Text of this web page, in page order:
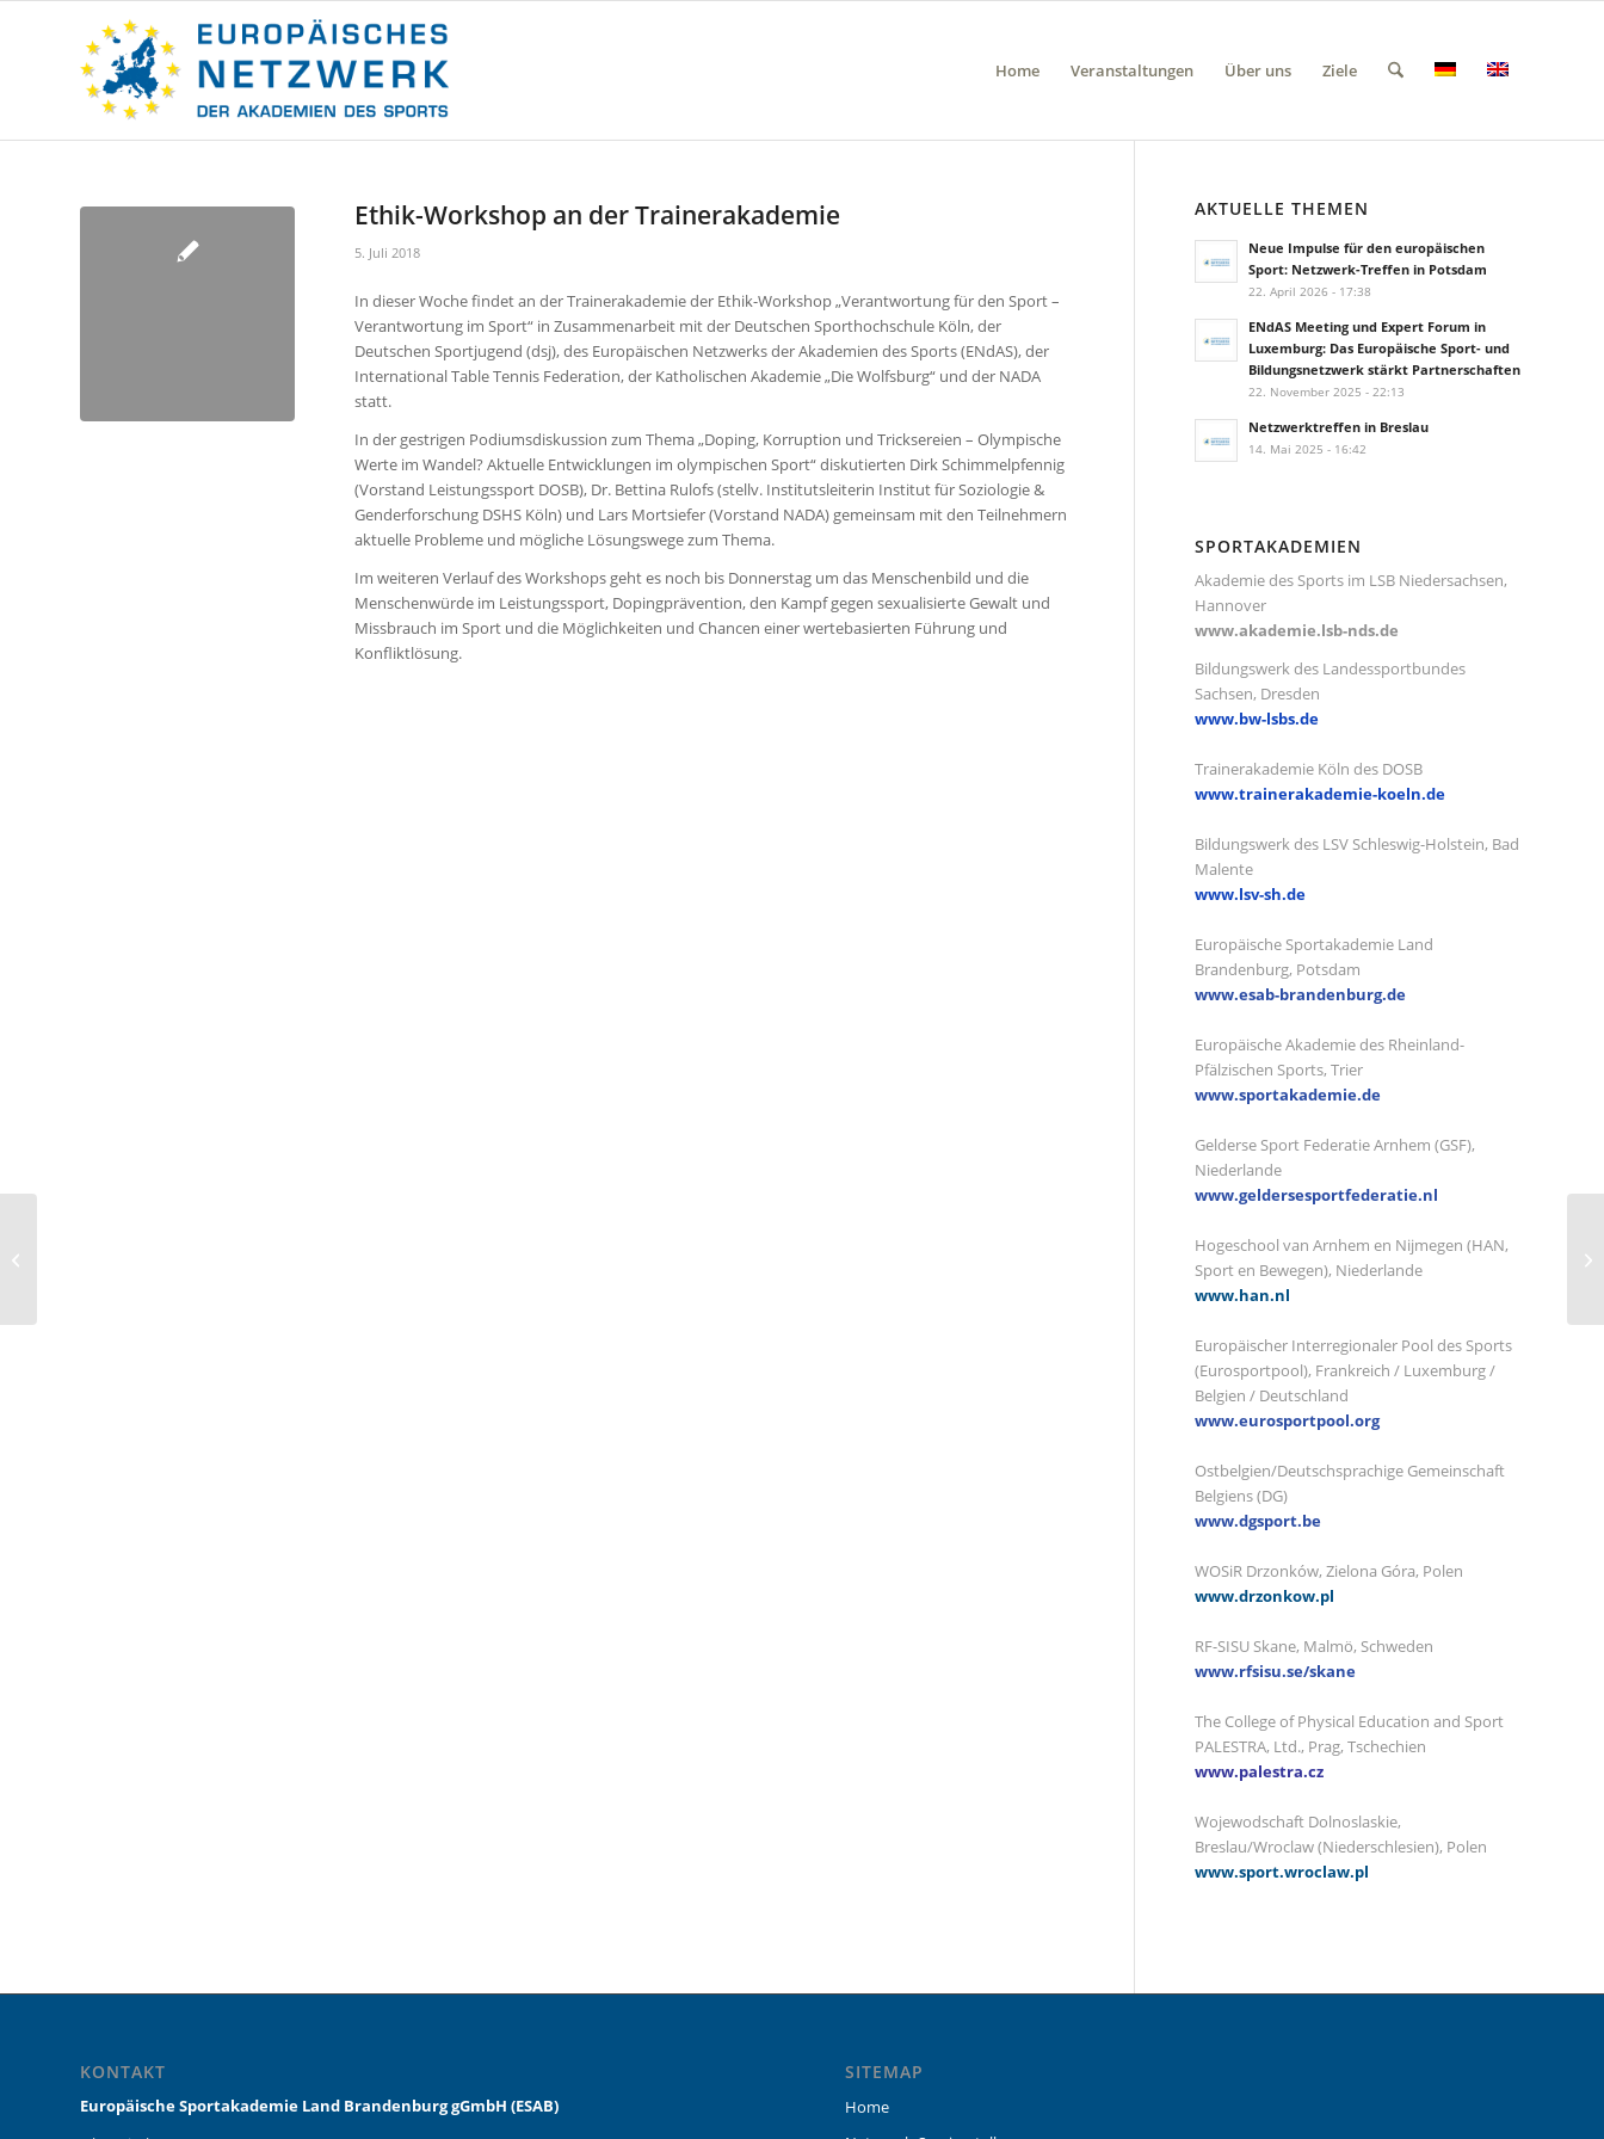
Home Veranstaltungen Über uns Ziele
Ethik-Workshop an der Trainerakademie
5. Juli 2018
In dieser Woche findet an der Trainerakademie der Ethik-Workshop „Verantwortung für den Sport –
Verantwortung im Sport“ in Zusammenarbeit mit der Deutschen Sporthochschule Köln, der
Deutschen Sportjugend (dsj), des Europäischen Netzwerks der Akademien des Sports (ENdAS), der
International Table Tennis Federation, der Katholischen Akademie „Die Wolfsburg“ und der NADA
statt.
In der gestrigen Podiumsdiskussion zum Thema „Doping, Korruption und Tricksereien – Olympische
Werte im Wandel? Aktuelle Entwicklungen im olympischen Sport“ diskutierten Dirk Schimmelpfennig
(Vorstand Leistungssport DOSB), Dr. Bettina Rulofs (stellv. Institutsleiterin Institut für Soziologie &
Genderforschung DSHS Köln) und Lars Mortsiefer (Vorstand NADA) gemeinsam mit den Teilnehmern
aktuelle Probleme und mögliche Lösungswege zum Thema.
Im weiteren Verlauf des Workshops geht es noch bis Donnerstag um das Menschenbild und die
Menschenwürde im Leistungssport, Dopingprävention, den Kampf gegen sexualisierte Gewalt und
Missbrauch im Sport und die Möglichkeiten und Chancen einer wertebasierten Führung und
Konfliktlösung.
AKTUELLE THEMEN
Neue Impulse für den europäischen
Sport: Netzwerk-Treffen in Potsdam
22. April 2026 - 17:38
ENdAS Meeting und Expert Forum in
Luxemburg: Das Europäische Sport- und
Bildungsnetzwerk stärkt Partnerschaften
22. November 2025 - 22:13
Netzwerktreffen in Breslau
14. Mai 2025 - 16:42
SPORTAKADEMIEN
Akademie des Sports im LSB Niedersachsen,
Hannover
www.akademie.lsb-nds.de
Bildungswerk des Landessportbundes
Sachsen, Dresden
www.bw-lsbs.de
Trainerakademie Köln des DOSB
www.trainerakademie-koeln.de
Bildungswerk des LSV Schleswig-Holstein, Bad
Malente
www.lsv-sh.de
Europäische Sportakademie Land
Brandenburg, Potsdam
www.esab-brandenburg.de
Europäische Akademie des Rheinland-
Pfälzischen Sports, Trier
www.sportakademie.de
Gelderse Sport Federatie Arnhem (GSF),
Niederlande
www.geldersesportfederatie.nl
Hogeschool van Arnhem en Nijmegen (HAN,
Sport en Bewegen), Niederlande
www.han.nl
Europäischer Interregionaler Pool des Sports
(Eurosportpool), Frankreich / Luxemburg /
Belgien / Deutschland
www.eurosportpool.org
Ostbelgien/Deutschsprachige Gemeinschaft
Belgiens (DG)
www.dgsport.be
WOSiR Drzonków, Zielona Góra, Polen
www.drzonkow.pl
RF-SISU Skane, Malmö, Schweden
www.rfsisu.se/skane
The College of Physical Education and Sport
PALESTRA, Ltd., Prag, Tschechien
www.palestra.cz
Wojewodschaft Dolnoslaskie,
Breslau/Wroclaw (Niederschlesien), Polen
www.sport.wroclaw.pl
KONTAKT
Europäische Sportakademie Land Brandenburg gGmbH (ESAB)
SITEMAP
Home